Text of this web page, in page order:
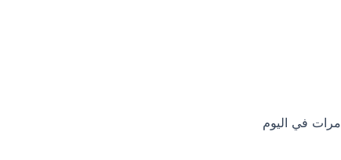
: يتم تناول جرعة بمعدل 5 مل 3 مرات في اليوم